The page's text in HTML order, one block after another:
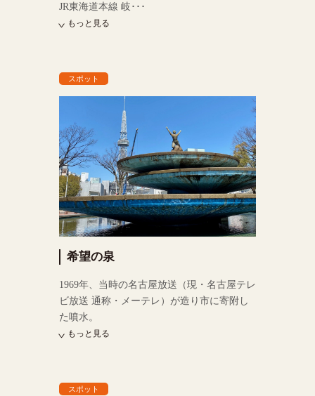
JR東海道本線 岐･･･
もっと見る
スポット
希望の泉
1969年、当時の名古屋放送（現・名古屋テレ
ビ放送 通称・メーテレ）が造り市に寄附し
た噴水。
もっと見る
スポット